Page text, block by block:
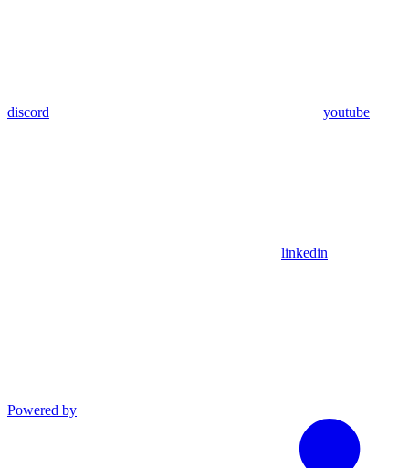
discord youtube
linkedin
Powered by